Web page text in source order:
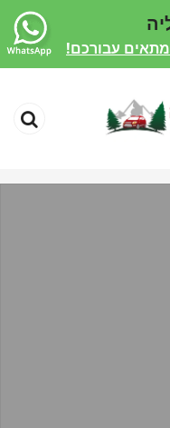
עבורכם!